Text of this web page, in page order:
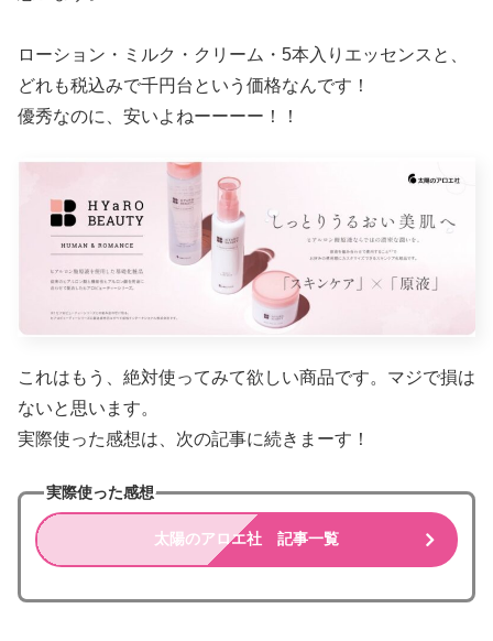
ローション・ミルク・クリーム・5本入りエッセンスと、
どれも税込みで千円台という価格なんです！
優秀なのに、安いよねーーーー！！
これはもう、絶対使ってみて欲しい商品です。マジで損は
ないと思います。
実際使った感想は、次の記事に続きまーす！
実際使った感想
太陽のアロエ社 記事一覧